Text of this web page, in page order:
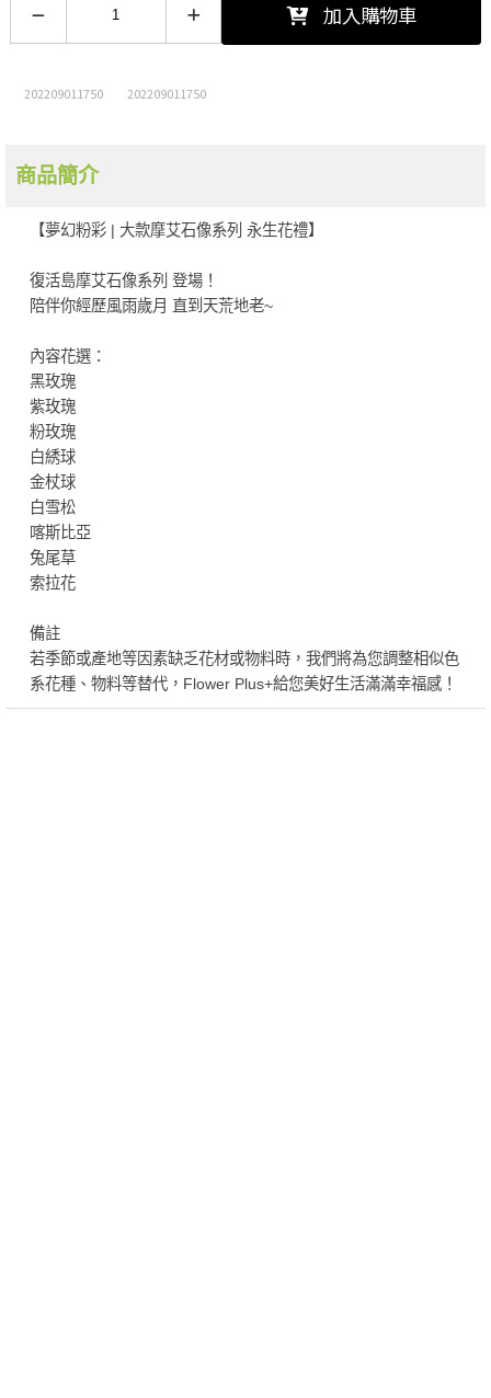
加入購物車
202209011750 202209011750
商品簡介
【夢幻粉彩 | 大款摩艾石像系列 永生花禮】
復活島摩艾石像系列 登場！
陪伴你經歷風雨歲月 直到天荒地老~
內容花選：
黑玫瑰
紫玫瑰
粉玫瑰
白綉球
金杖球
白雪松
喀斯比亞
兔尾草
索拉花
備註
若季節或產地等因素缺乏花材或物料時，我們將為您調整相似色
系花種、物料等替代，Flower Plus+給您美好生活滿滿幸福感！